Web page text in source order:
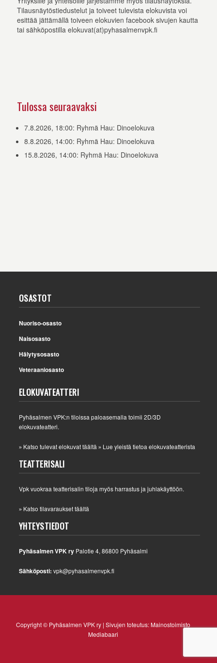
Tilausnäytöstiedustelut ja toiveet tulevista elokuvista voi
esittää jättämällä toiveen elokuvien facebook sivujen kautta
tai sähköpostilla elokuvat(at)pyhasalmenvpk.fi
Tulossa seuraavaksi
7.8.2026, 18:00: Ryhmä Hau: Dinoelokuva
8.8.2026, 14:00: Ryhmä Hau: Dinoelokuva
15.8.2026, 14:00: Ryhmä Hau: Dinoelokuva
OSASTOT
Nuoriso-osasto
Naisosasto
Hälytysosasto
Veteraaniosasto
ELOKUVATEATTERI
Pyhäsalmen VPK:n tiloissa paloasemalla toimii 2D/3D
elokuvateatteri.
» Katso tulevat elokuvat täältä » Lue yleistä tietoa elokuvateatterista
TEATTERISALI
Vpk vuokraa teatterisalin tiloja myös harrastus ja juhlakäyttöön.
» Katso tilavaraukset täältä
YHTEYSTIEDOT
Pyhäsalmen VPK ry Palotie 4, 86800 Pyhäsalmi
Sähköposti: vpk@pyhasalmenvpk.fi
Copyright © Pyhäsalmen VPK ry | Sivujen toteutus:Mainostoimisto
Mediabaari